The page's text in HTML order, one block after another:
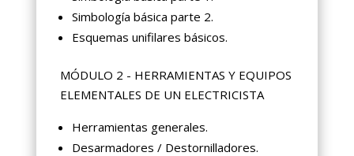
Simbología básica parte 2.
Esquemas unifilares básicos.
MÓDULO 2 - HERRAMIENTAS Y EQUIPOS
ELEMENTALES DE UN ELECTRICISTA
Herramientas generales.
Desarmadores / Destornilladores.